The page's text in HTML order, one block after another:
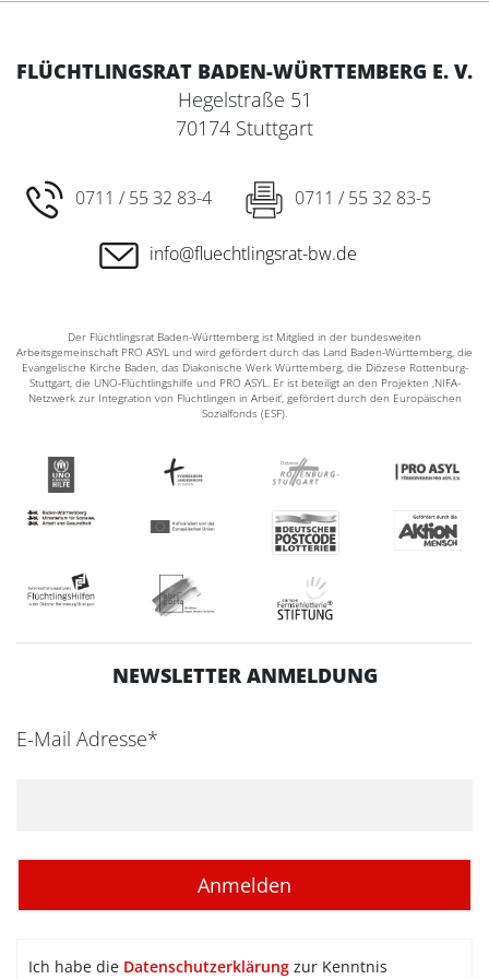
FLÜCHTLINGSRAT BADEN-WÜRTTEMBERG E. V.
Hegelstraße 51
70174 Stuttgart
0711 / 55 32 83-4 0711 / 55 32 83-5
info@fluechtlingsrat-bw.de
Der Flüchtlingsrat Baden-Württemberg ist Mitglied in der bundesweiten
Arbeitsgemeinschaft PRO ASYL und wird gefördert durch das Land Baden-Württemberg, die
Evangelische Kirche Baden, das Diakonische Werk Württemberg, die Diözese Rottenburg-
Stuttgart, die UNO-Flüchtlingshilfe und PRO ASYL. Er ist beteiligt an den Projekten ‚NIFA-
Netzwerk zur Integration von Flüchtlingen in Arbeit‘, gefördert durch den Europäischen
Sozialfonds (ESF).
NEWSLETTER ANMELDUNG
E-Mail Adresse*
Ich habe die Datenschutzerklärung zur Kenntnis